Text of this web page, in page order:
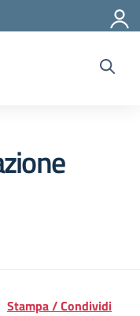
Stampa / Condividi